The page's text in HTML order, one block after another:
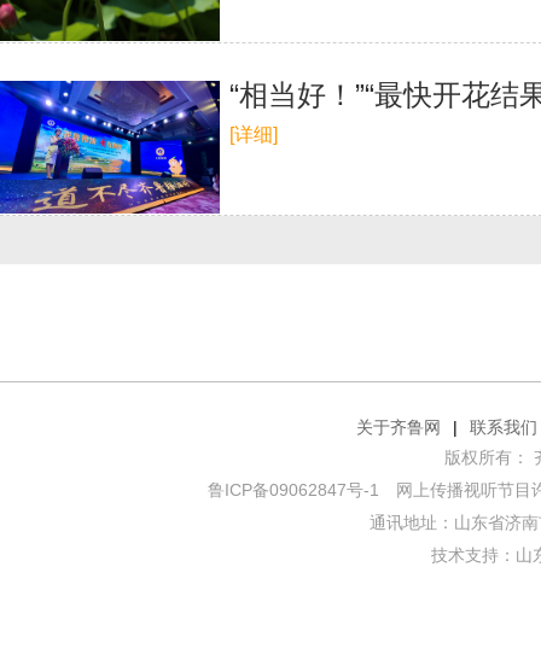
“相当好！”“最快开花结
[详细]
关于齐鲁网 |
联系我们
版权所有：
鲁ICP备09062847号-1
网上传播视听节目
通讯地址：山东省济
技术支持： 山